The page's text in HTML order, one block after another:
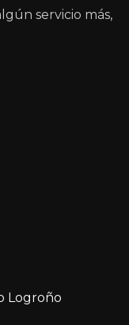
servicio más,
Logroño